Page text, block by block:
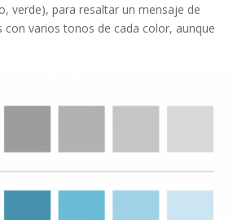
verde), para resaltar un mensaje de
varios tonos de cada color, aunque